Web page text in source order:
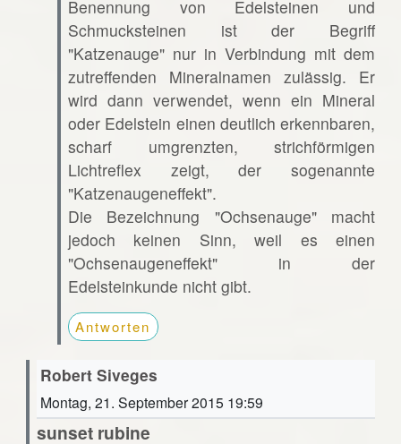
Benennung von Edelsteinen und
Schmucksteinen ist der Begriff
"Katzenauge" nur in Verbindung mit dem
zutreffenden Mineralnamen zulässig. Er
wird dann verwendet, wenn ein Mineral
oder Edelstein einen deutlich erkennbaren,
scharf umgrenzten, strichförmigen
Lichtreflex zeigt, der sogenannte
"Katzenaugeneffekt".
Die Bezeichnung "Ochsenauge" macht
jedoch keinen Sinn, weil es einen
"Ochsenaugeneffekt" in der
Edelsteinkunde nicht gibt.
Antworten
Robert Siveges
Montag, 21. September 2015 19:59
sunset rubine